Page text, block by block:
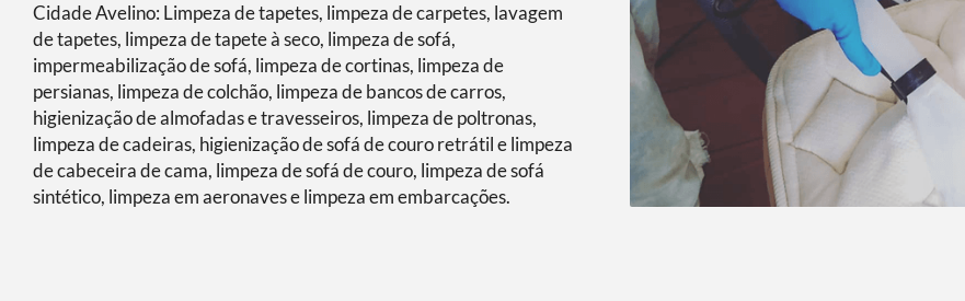
Cidade Avelino: Limpeza de tapetes, limpeza de carpetes, lavagem
de tapetes, limpeza de tapete à seco, limpeza de sofá,
impermeabilização de sofá, limpeza de cortinas, limpeza de
persianas, limpeza de colchão, limpeza de bancos de carros,
higienização de almofadas e travesseiros, limpeza de poltronas,
limpeza de cadeiras, higienização de sofá de couro retrátil e limpeza
de cabeceira de cama, limpeza de sofá de couro, limpeza de sofá
sintético, limpeza em aeronaves e limpeza em embarcações.